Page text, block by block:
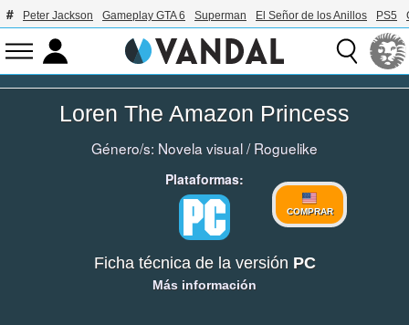
Peter Jackson Gameplay GTA 6 Superman El Señor de los Anillos PS5
Loren The Amazon Princess
Género/s: Novela visual/Roguelike
Plataformas:
COMPRAR
Ficha técnica de la versión PC
Más información